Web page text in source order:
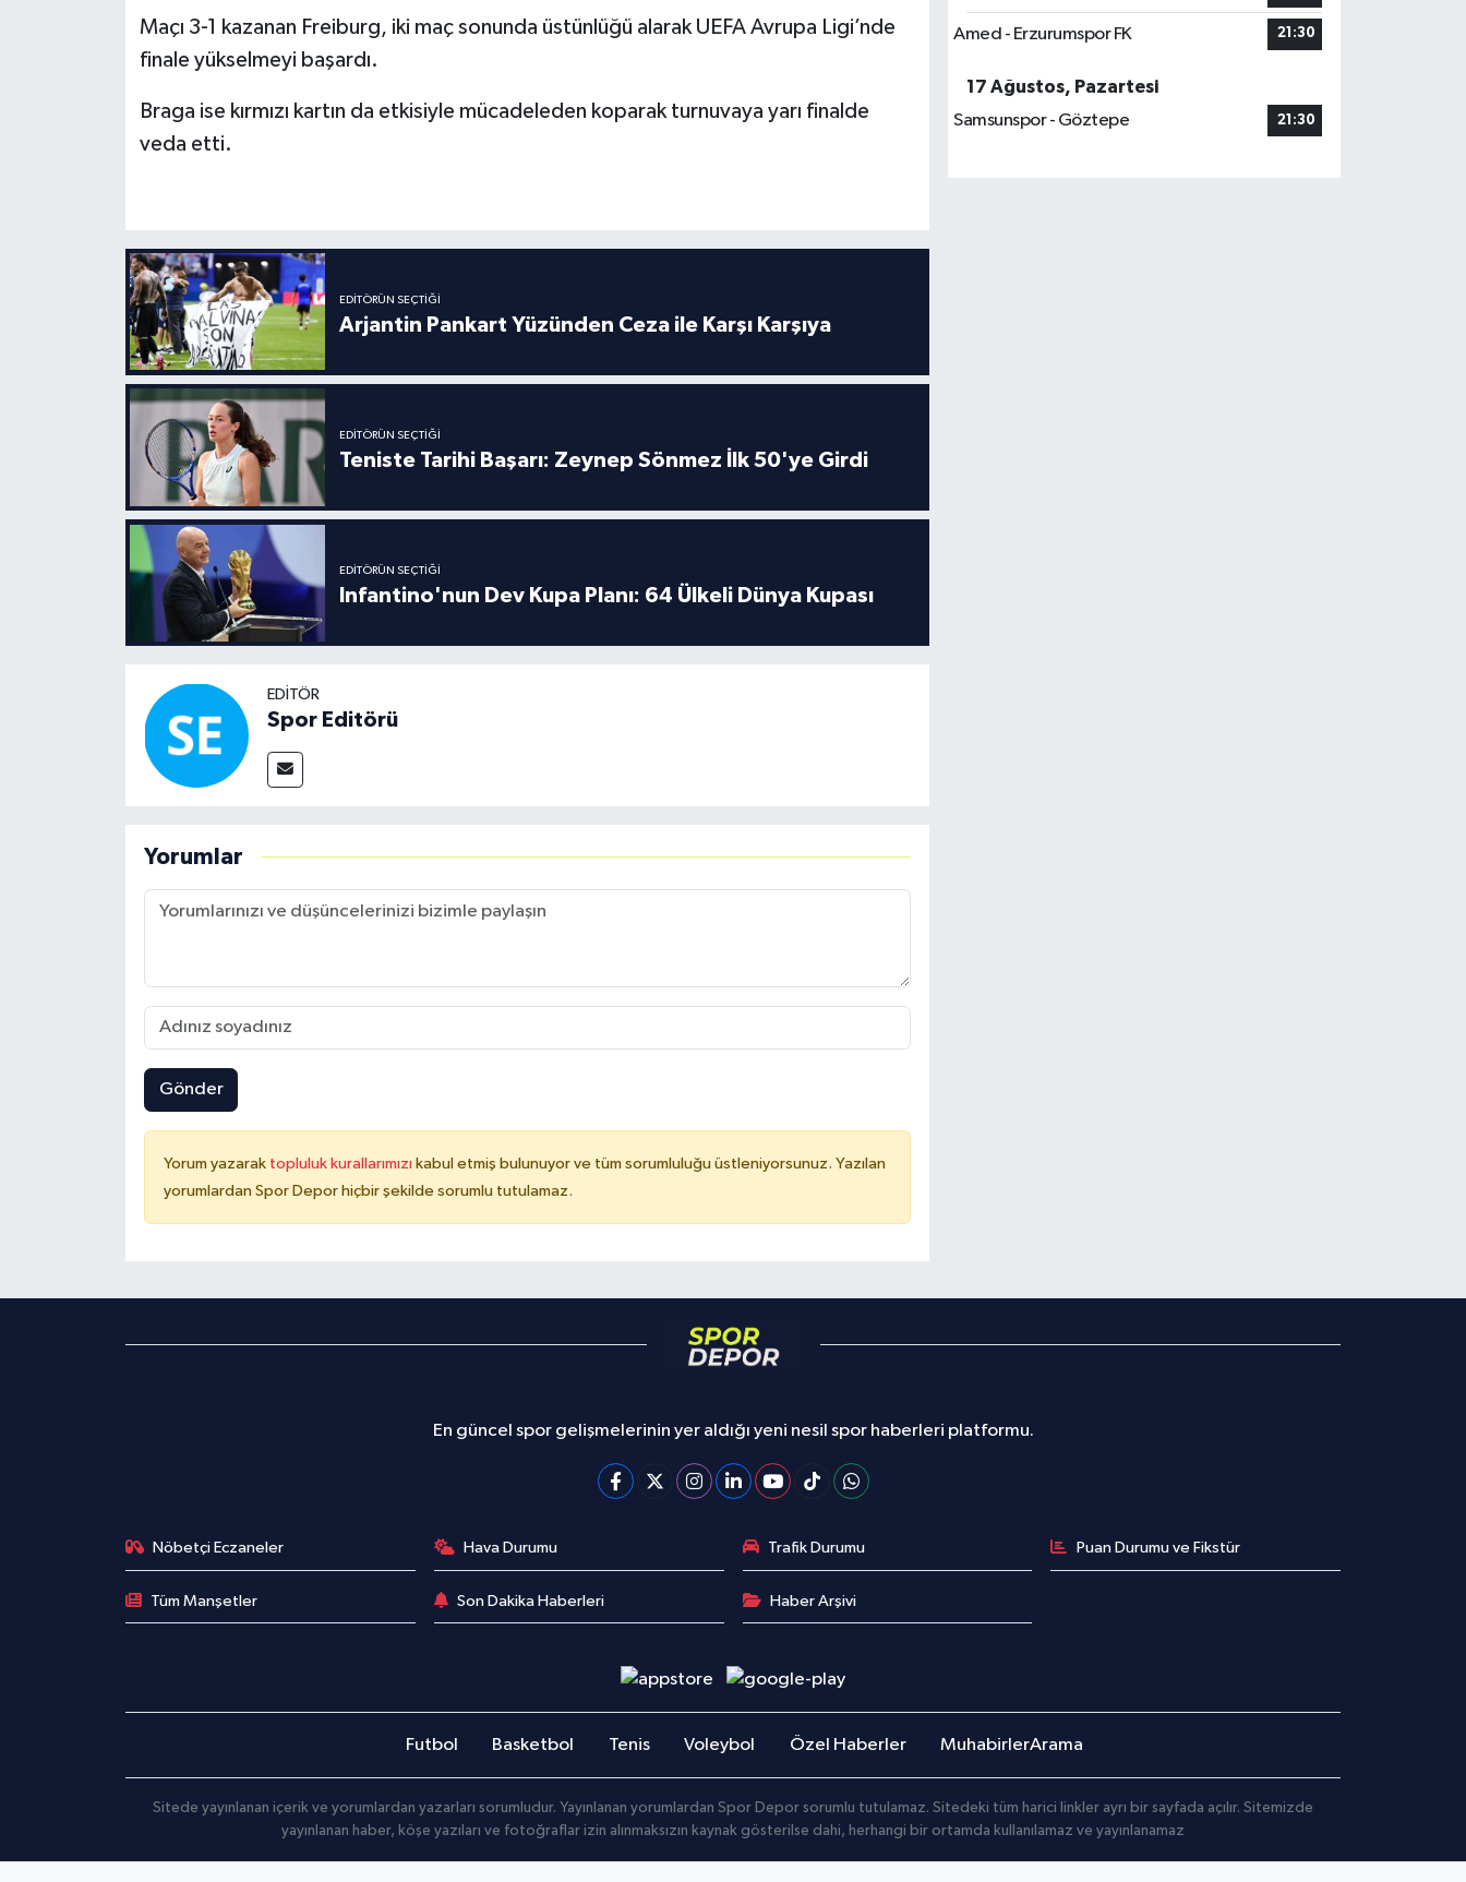
Maçı 3-1 kazanan Freiburg, iki maç sonunda üstünlüğü alarak UEFA Avrupa Ligi’nde
finale yükselmeyi başardı.
Braga ise kırmızı kartın da etkisiyle mücadeleden koparak turnuvaya yarı finalde
veda etti.
EDITÖRÜN SEÇTIĞI
Arjantin Pankart Yüzünden Ceza ile Karşı Karşıya
EDITÖRÜN SEÇTIĞI
Teniste Tarihi Başarı: Zeynep Sönmez İlk 50'ye Girdi
EDITÖRÜN SEÇTIĞI
Infantino'nun Dev Kupa Planı: 64 Ülkeli Dünya Kupası
EDITÖR
Spor Editörü
Yorumlar
Gönder
Yorum yazarak topluluk kurallarımızı kabul etmiş bulunuyor ve tüm sorumluluğu üstleniyorsunuz. Yazılan
yorumlardan Spor Depor hiçbir şekilde sorumlu tutulamaz.
Amed - Erzurumspor FK 21:30
17 Ağustos, Pazartesi
Samsunspor - Göztepe
21:30
En güncel spor gelişmelerinin yer aldığı yeni nesil spor haberleri platformu.
Nöbetçi Eczaneler Hava Durumu Trafik Durumu Puan Durumu ve Fikstür
Tüm Manşetler Son Dakika Haberleri Haber Arşivi
Futbol Basketbol Tenis Voleybol Özel Haberler MuhabirlerArama
Sitede yayınlanan içerik ve yorumlardan yazarları sorumludur. Yayınlanan yorumlardan Spor Depor sorumlu tutulamaz. Sitedeki tüm harici linkler ayrı bir sayfada açılır. Sitemizde
yayınlanan haber, köşe yazıları ve fotoğraflar izin alınmaksızın kaynak gösterilse dahi, herhangi bir ortamda kullanılamaz ve yayınlanamaz
Motor Sporları
Su Sporları
Futbolcular